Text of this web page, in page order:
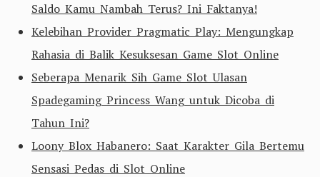
Saldo Kamu Nambah Terus? Ini Faktanya!
Kelebihan Provider Pragmatic Play: Mengungkap
Rahasia di Balik Kesuksesan Game Slot Online
Seberapa Menarik Sih Game Slot Ulasan
Spadegaming Princess Wang untuk Dicoba di
Tahun Ini?
Loony Blox Habanero: Saat Karakter Gila Bertemu
Sensasi Pedas di Slot Online